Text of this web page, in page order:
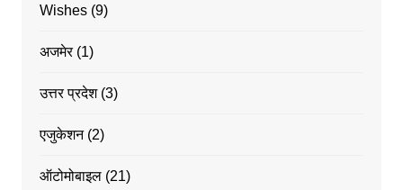
Wishes(9)
अजमेर(1)
उत्तर प्रदेश(3)
एजुकेशन(2)
ऑटोमोबाइल(21)